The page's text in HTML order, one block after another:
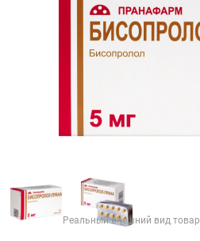
Реальный внешний вид